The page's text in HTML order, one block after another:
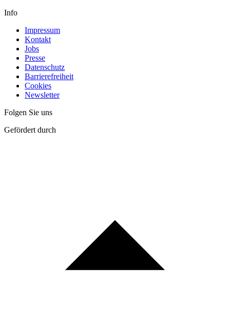
Info
Impressum
Kontakt
Jobs
Presse
Datenschutz
Barrierefreiheit
Cookies
Newsletter
Folgen Sie uns
Gefördert durch